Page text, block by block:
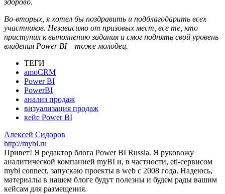
здорово.
Во-вторых, я хотел бы поздравить и подблагодарить всех
участников. Независимо от призовых мест, все те, кто
приступил к выполнению задания и смог поднять свой уровень
владения Power BI – тоже молодец.
ТЕГИ
amoCRM
Power BI
PowerBI
анализ продаж
визуализация продаж
кейс Power BI
Алексей Сидоров
http://mybi.ru
Привет! Я редактор блога Power BI Russia. Я руковожу
аналитической компанией myBI и, в частности, etl-сервисом
mybi connect, запускаю проекты в web с 2008 года. Надеюсь,
материалы в нашем блоге будут полезны и будем рады вашим
кейсам для размещения.